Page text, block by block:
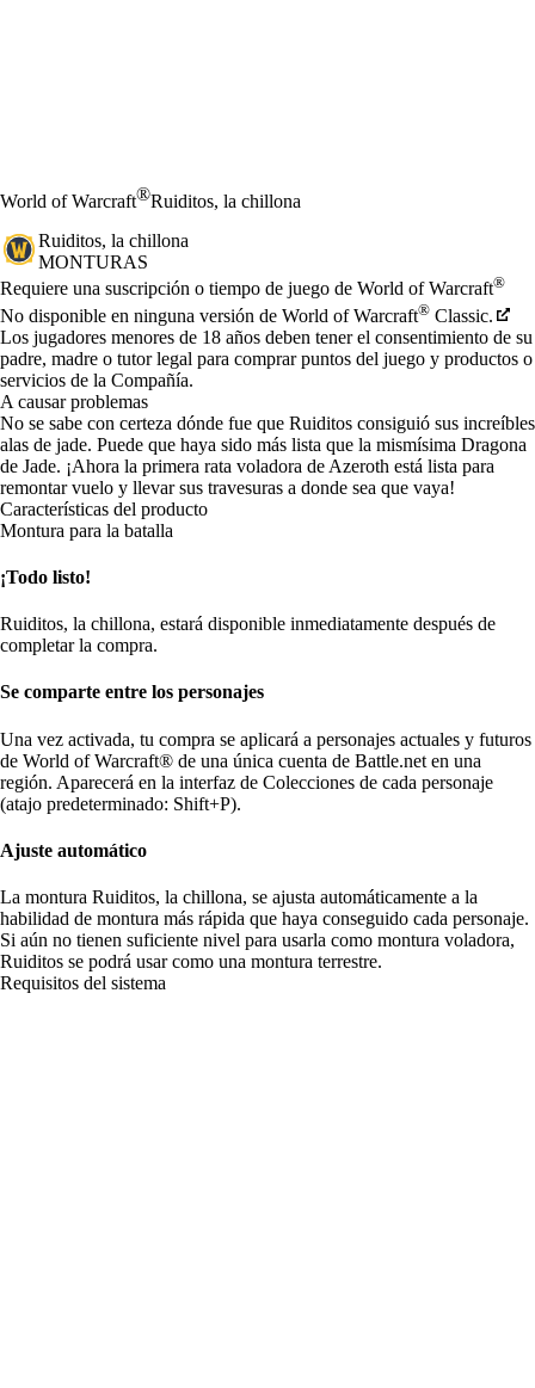
World of Warcraft®Ruiditos, la chillona
Ruiditos, la chillona
MONTURAS
Precio
Available actions
Requiere una suscripción o tiempo de juego de World of Warcraft®
No disponible en ninguna versión de World of Warcraft® Classic.
Los jugadores menores de 18 años deben tener el consentimiento de su
padre, madre o tutor legal para comprar puntos del juego y productos o
servicios de la Compañía.
A causar problemas
No se sabe con certeza dónde fue que Ruiditos consiguió sus increíbles
alas de jade. Puede que haya sido más lista que la mismísima Dragona
de Jade. ¡Ahora la primera rata voladora de Azeroth está lista para
remontar vuelo y llevar sus travesuras a donde sea que vaya!
Características del producto
Montura para la batalla
¡Todo listo!
Ruiditos, la chillona, estará disponible inmediatamente después de
completar la compra.
Se comparte entre los personajes
Una vez activada, tu compra se aplicará a personajes actuales y futuros
de World of Warcraft® de una única cuenta de Battle.net en una
región. Aparecerá en la interfaz de Colecciones de cada personaje
(atajo predeterminado: Shift+P).
Ajuste automático
La montura Ruiditos, la chillona, se ajusta automáticamente a la
habilidad de montura más rápida que haya conseguido cada personaje.
Si aún no tienen suficiente nivel para usarla como montura voladora,
Ruiditos se podrá usar como una montura terrestre.
Requisitos del sistema